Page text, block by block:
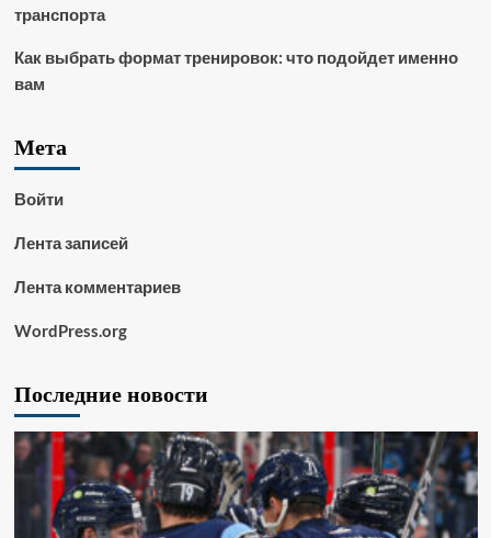
транспорта
Как выбрать формат тренировок: что подойдет именно
вам
Мета
Войти
Лента записей
Лента комментариев
WordPress.org
Последние новости